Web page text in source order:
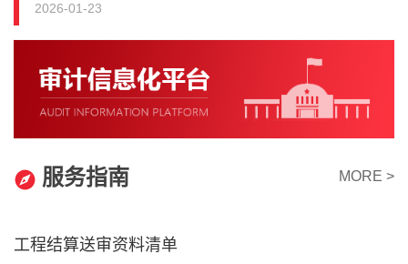
2026-01-23
服务指南 MORE >
工程结算送审资料清单